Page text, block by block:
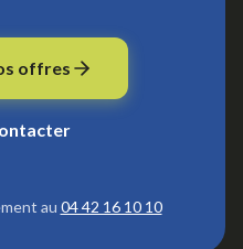
offres
au 04 42 16 10 10